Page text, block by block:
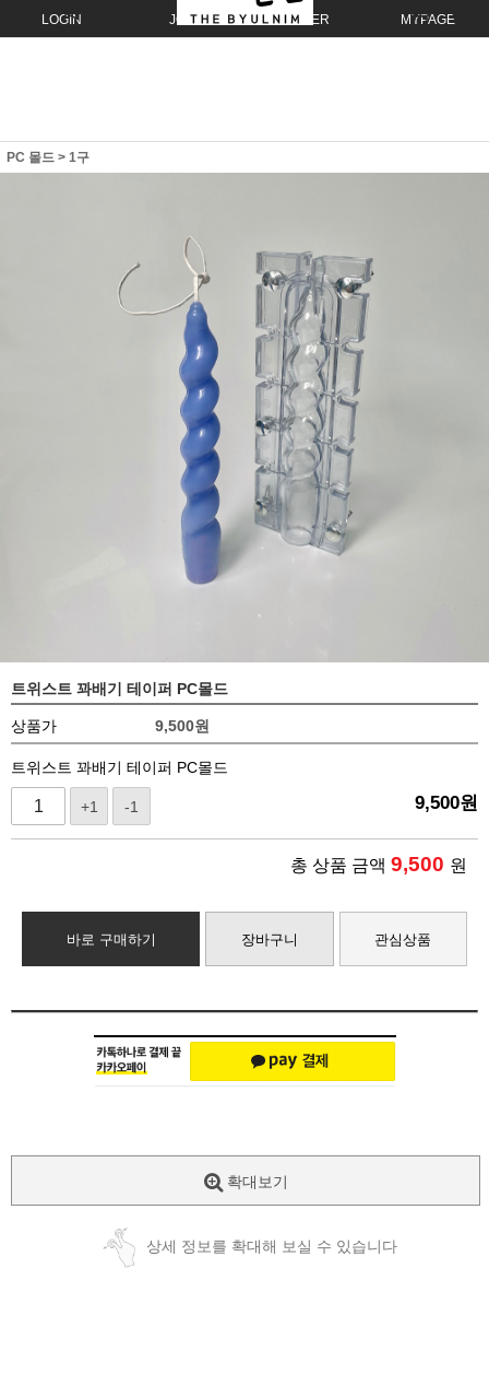
LOGIN JOIN ORDER MYPAGE
PC 몰드 > 1구
트위스트 꽈배기 테이퍼 PC몰드
상품가 9,500원
트위스트 꽈배기 테이퍼 PC몰드
+1 -1 9,500원
총 상품 금액 9,500 원
바로 구매하기 장바구니 관심상품
확대보기
상세 정보를 확대해 보실 수 있습니다